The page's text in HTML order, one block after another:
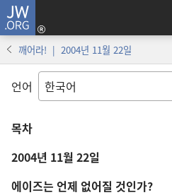
JW.ORG
깨어라! | 2004년 11월 22일
언어
목차
2004년 11월 22일
에이즈는 언제 없어질 것인가?